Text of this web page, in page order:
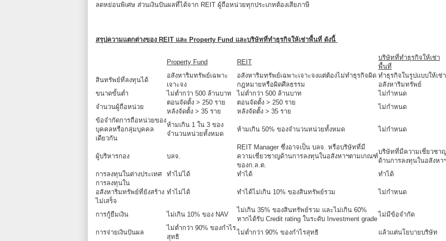
ลดหย่อนพิเศษ ส่วนเงินปันผลที่ได้จาก REIT ผู้ถือหน่วยทุกประเภทต้องเสียภาษี
สรุปความแตกต่างของ REIT และ Property Fund และบริษัทที่ทำธุรกิจให้เช่าพื้นที่ ดังนี้
Property Fund REIT
บริษัทที่ทำธุรกิจให้เช่า
พื้นที่
สินทรัพย์ที่ลงทุนได้
อสังหาริมทรัพย์เฉพาะ
เจาะจง
อสังหาริมทรัพย์เฉพาะเจาะจงแต่ต้องไม่ทำธุรกิจผิด
กฎหมายหรือผิดศีลธรรม
ทำธุรกิจในรูปแบบให้เช่า
อสังหาริมทรัพย์
ขนาดขั้นต่ำ
ไม่ต่ำกว่า 500 ล้านบาท ไม่ต่ำกว่า 500 ล้านบาท
ไม่กำหนด
จำนวนผู้ถือหน่วย
ตอนจัดตั้ง > 250 ราย
หลังจัดตั้ง > 35 ราย
ตอนจัดตั้ง > 250 ราย
หลังจัดตั้ง > 35 ราย
ไม่กำหนด
ข้อจำกัดการถือหน่วยของ
บุคคลหรือกลุ่มบุคคล
เดียวกัน
ห้ามเกิน 1 ใน 3 ของ
จำนวนหน่วยทั้งหมด
ห้ามเกิน 50% ของจำนวนหน่วยทั้งหมด ไม่กำหนด
ผู้บริหารกอง บลจ.
REIT Manager ซึ่งอาจเป็น บลจ. หรือบริษัทที่มี
ความเชี่ยวชาญด้านการลงทุนในอสังหาฯตามเกณฑ์
ของก.ล.ต.
บริษัทที่มีความเชี่ยวชา
ด้านการลงทุนในอสังหา
การลงทุนในต่างประเทศ
ทำไม่ได้ ทำได้
ทำได้
การลงทุนใน
อสังหาริมทรัพย์ที่ยังสร้าง
ไม่เสร็จ
ทำไม่ได้ ทำได้ไม่เกิน 10% ของสินทรัพย์รวม ไม่กำหนด
การกู้ยืมเงิน ไม่เกิน 10% ของ NAV
ไม่เกิน 35% ของสินทรัพย์รวม และไม่เกิน 60%
หากได้รับ Credit rating ในระดับ Investment grade
ไม่มีข้อจำกัด
การจ่ายเงินปันผล
ไม่ต่ำกว่า 90% ของกำไร
สุทธิ
ไม่ต่ำกว่า 90% ของกำไรสุทธิ แล้วแต่นโยบายบริษัท